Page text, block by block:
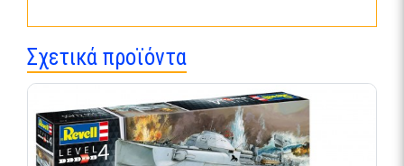
Σχετικά προϊόντα